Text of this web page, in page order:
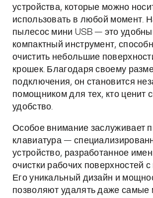
устройства, которые можно
использовать в любой момент.
пылесос мини USB — это
компактный инструмент,
очистить небольшие
крошек. Благодаря своему
подключения, он становится
помощником для тех, кто ценит
удобство.
Особое внимание заслуживает
клавиатура —
устройство, разработанное
очистки рабочих поверхностей
Его уникальный дизайн и
позволяют удалять даже самые